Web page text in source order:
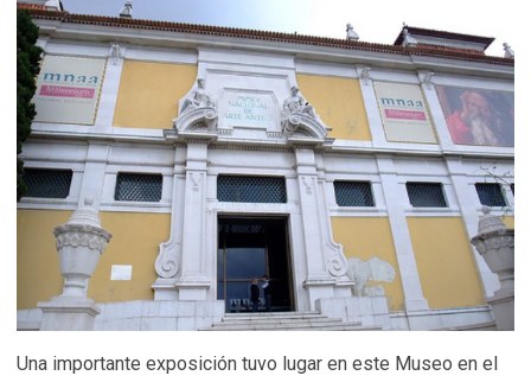
Una importante exposición tuvo lugar en este Museo en el